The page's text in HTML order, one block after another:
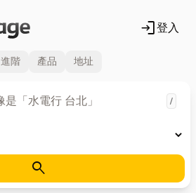
login登入
進階 產品 地址
/
search